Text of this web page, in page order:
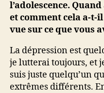
l’adolescence.
et comment cela a-t-
vue sur ce que vous
La dépression est
je lutterai toujours, et
suis juste quelqu’un
extrêmes différents.